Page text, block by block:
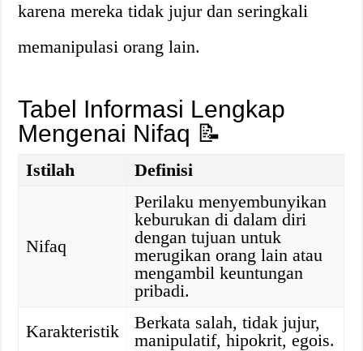
karena mereka tidak jujur dan seringkali
memanipulasi orang lain.
Tabel Informasi Lengkap
Mengenai Nifaq 📝
Istilah Definisi
Nifaq
Perilaku menyembunyikan
keburukan di dalam diri
dengan tujuan untuk
merugikan orang lain atau
mengambil keuntungan
pribadi.
Karakteristik
Berkata salah, tidak jujur,
manipulatif, hipokrit, egois.